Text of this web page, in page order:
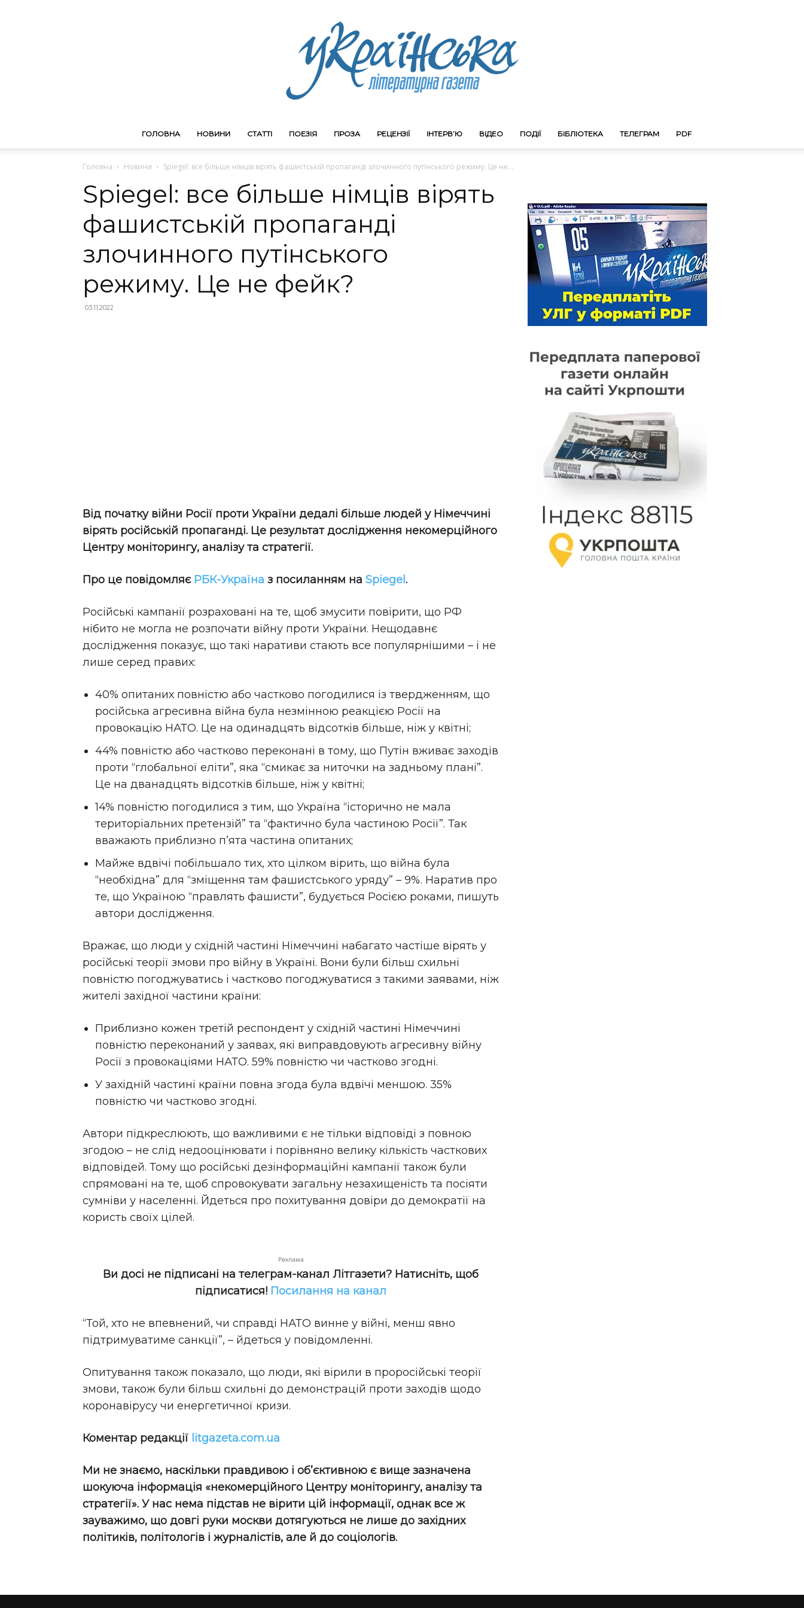
ГОЛОВНА НОВИНИ СТАТТІ ПОЕЗІЯ ПРОЗА РЕЦЕНЗІЇ ІНТЕРВ’Ю ВІДЕО ПОДІЇ БІБЛІОТЕКА ТЕЛЕГРАМ PDF
Головна Новини Spiegel: все більше німців вірять фашистській пропаганді злочинного путінського режиму. Це не...
Spiegel: все більше німців вірять
фашистській пропаганді
злочинного путінського
режиму. Це не фейк?
03.11.2022
Від початку війни Росії проти України дедалі більше людей у Німеччині
вірять російській пропаганді. Це результат дослідження некомерційного
Центру моніторингу, аналізу та стратегії.
Про це повідомляє РБК-Україна з посиланням на Spiegel .
Російські кампанії розраховані на те, щоб змусити повірити, що РФ
нібито не могла не розпочати війну проти України. Нещодавнє
дослідження показує, що такі наративи стають все популярнішими – і не
лише серед правих:
40% опитаних повністю або частково погодилися із твердженням, що
російська агресивна війна була незмінною реакцією Росії на
провокацію НАТО. Це на одинадцять відсотків більше, ніж у квітні;
44% повністю або частково переконані в тому, що Путін вживає заходів
проти “глобальної еліти”, яка “смикає за ниточки на задньому плані”.
Це на дванадцять відсотків більше, ніж у квітні;
14% повністю погодилися з тим, що Україна “історично не мала
територіальних претензій” та “фактично була частиною Росії”. Так
вважають приблизно п’ята частина опитаних;
Майже вдвічі побільшало тих, хто цілком вірить, що війна була
“необхідна” для “зміщення там фашистського уряду” – 9%. Наратив про
те, що Україною “правлять фашисти”, будується Росією роками, пишуть
автори дослідження.
Вражає, що люди у східній частині Німеччині набагато частіше вірять у
російські теорії змови про війну в Україні. Вони були більш схильні
повністю погоджуватись і частково погоджуватися з такими заявами, ніж
жителі західної частини країни:
Приблизно кожен третій респондент у східній частині Німеччині
повністю переконаний у заявах, які виправдовують агресивну війну
Росії з провокаціями НАТО. 59% повністю чи частково згодні.
У західній частині країни повна згода була вдвічі меншою. 35%
повністю чи частково згодні.
Автори підкреслюють, що важливими є не тільки відповіді з повною
згодою – не слід недооцінювати і порівняно велику кількість часткових
відповідей. Тому що російські дезінформаційні кампанії також були
спрямовані на те, щоб спровокувати загальну незахищеність та посіяти
сумніви у населенні. Йдеться про похитування довіри до демократії на
користь своїх цілей.
Реклама
Ви досі не підписані на телеграм-канал Літгазети? Натисніть, щоб
підписатися! Посилання на канал
“Той, хто не впевнений, чи справді НАТО винне у війні, менш явно
підтримуватиме санкції”, – йдеться у повідомленні.
Опитування також показало, що люди, які вірили в проросійські теорії
змови, також були більш схильні до демонстрацій проти заходів щодо
коронавірусу чи енергетичної кризи.
Коментар редакції litgazeta.com.ua
Ми не знаємо, наскільки правдивою і об’єктивною є вище зазначена
шокуюча інформація «некомерційного Центру моніторингу, аналізу та
стратегії». У нас нема підстав не вірити цій інформації, однак все ж
зауважимо, що довгі руки москви дотягуються не лише до західних
політиків, політологів і журналістів, але й до соціологів.